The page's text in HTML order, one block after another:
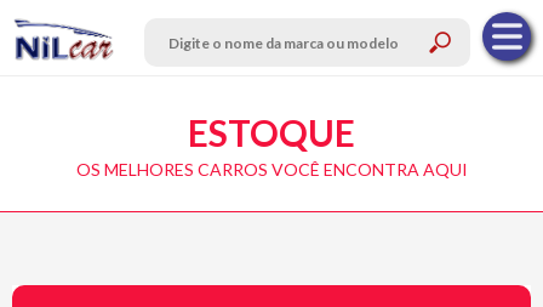
ESTOQUE
OS MELHORES CARROS VOCÊ ENCONTRA AQUI